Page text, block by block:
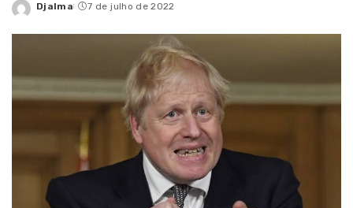
Posted
Djalma 7 de julho de 2022